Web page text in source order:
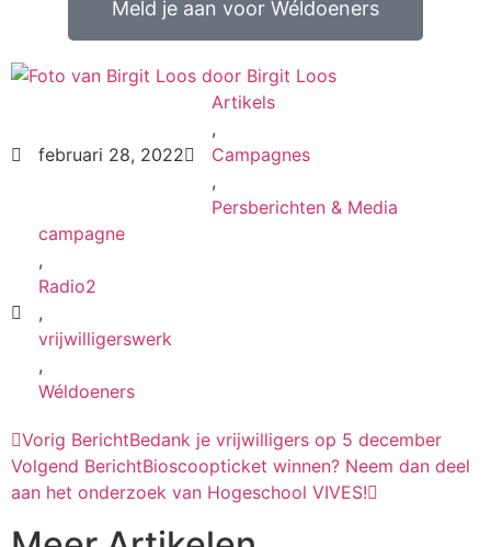
Meld je aan voor Wéldoeners
door Birgit Loos
februari 28, 2022
Artikels
,
Campagnes
,
Persberichten & Media
campagne
,
Radio2
,
vrijwilligerswerk
,
Wéldoeners
Vorig BerichtBedank je vrijwilligers op 5 december
Volgend BerichtBioscoopticket winnen? Neem dan deel
aan het onderzoek van Hogeschool VIVES!